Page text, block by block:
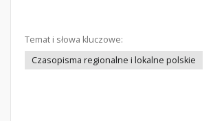
Temat i słowa kluczowe:
Czasopisma regionalne i lokalne polskie